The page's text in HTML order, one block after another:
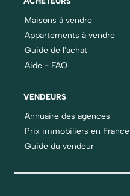
Maisons à vendre
Appartements à vendre
Guide de l'achat
Aide - FAQ
VENDEURS
Annuaire des agences
Prix immobiliers en France
Guide du vendeur